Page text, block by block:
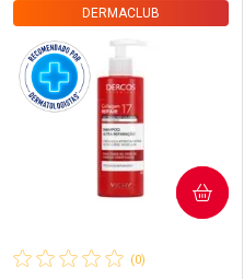
(0)
DERMACLUB
COMPRAR